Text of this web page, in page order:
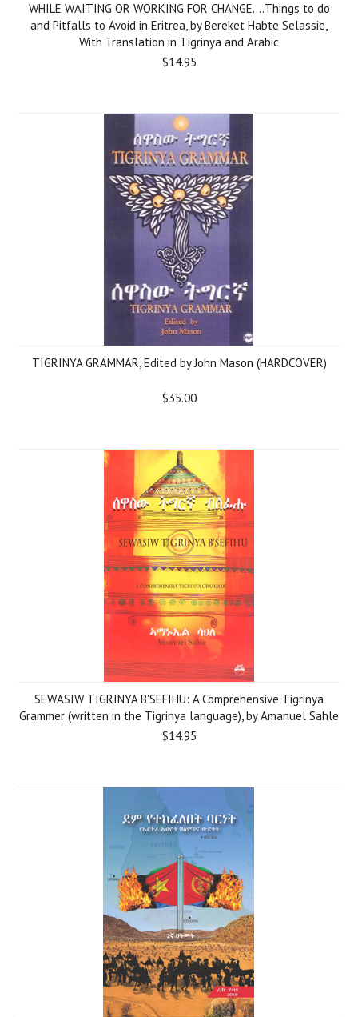
WHILE WAITING OR WORKING FOR CHANGE....Things to do
and Pitfalls to Avoid in Eritrea, by Bereket Habte Selassie,
With Translation in Tigrinya and Arabic
$14.95
TIGRINYA GRAMMAR, Edited by John Mason (HARDCOVER)
$35.00
SEWASIW TIGRINYA B'SEFIHU: A Comprehensive Tigrinya
Grammer (written in the Tigrinya language), by Amanuel Sahle
$14.95